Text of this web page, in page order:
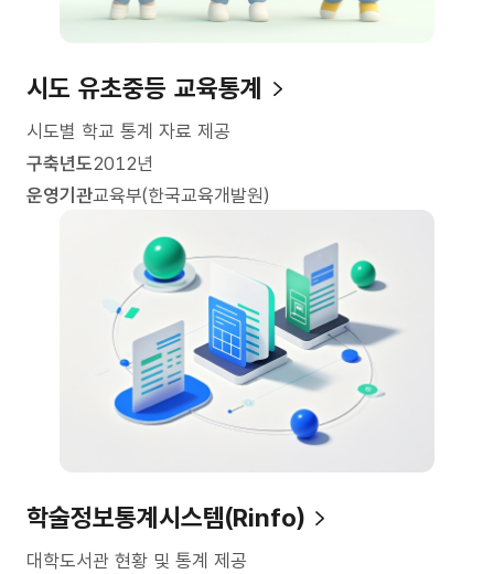
시도 유초중등 교육통계
시도별 학교 통계 자료 제공
구축년도2012년
운영기관교육부(한국교육개발원)
학술정보통계시스템(Rinfo)
대학도서관 현황 및 통계 제공